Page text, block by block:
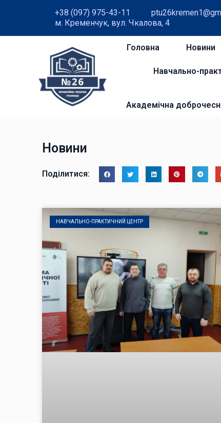
+38 (097) 975-43-11
м. Кременчук, вул. Чкалова, 4
Головна Новини
Навчально-
Академічна
Новини
Поділитися:
НАВЧАЛЬНО-ПРАКТИЧНИЙ ЦЕНТР